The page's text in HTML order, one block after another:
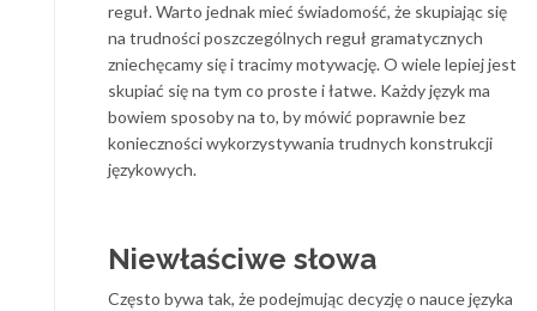
reguł. Warto jednak mieć świadomość, że skupiając się
na trudności poszczególnych reguł gramatycznych
zniechęcamy się i tracimy motywację. O wiele lepiej jest
skupiać się na tym co proste i łatwe. Każdy język ma
bowiem sposoby na to, by mówić poprawnie bez
konieczności wykorzystywania trudnych konstrukcji
językowych.
Niewłaściwe słowa
Często bywa tak, że podejmując decyzję o nauce języka